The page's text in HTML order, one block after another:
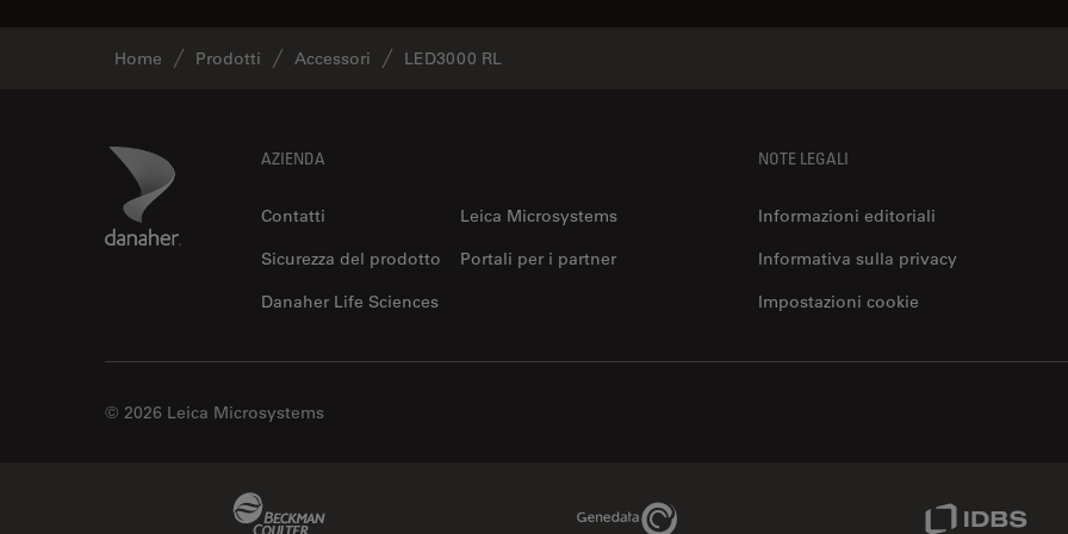
Home Prodotti Accessori LED3000 RL
Danaher Logo AZIENDA
Contatti
Leica Microsystems
Sicurezza del prodotto
Portali per i partner
Danaher Life Sciences
NOTE LEGALI
Informazioni editoriali
Informativa sulla privacy
Impostazioni cookie
© 2026 Leica Microsystems
Genedata Link